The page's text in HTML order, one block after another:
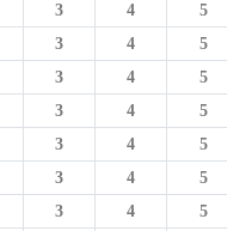
3 4
5
3 4
5
3 4
5
3 4
5
3 4
5
3 4
5
3 4 5